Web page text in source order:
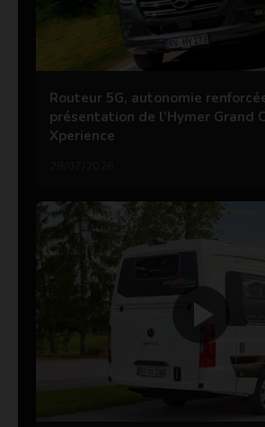
Routeur 5G, autonomie
présentation de l’Hymer Grand
Xperience